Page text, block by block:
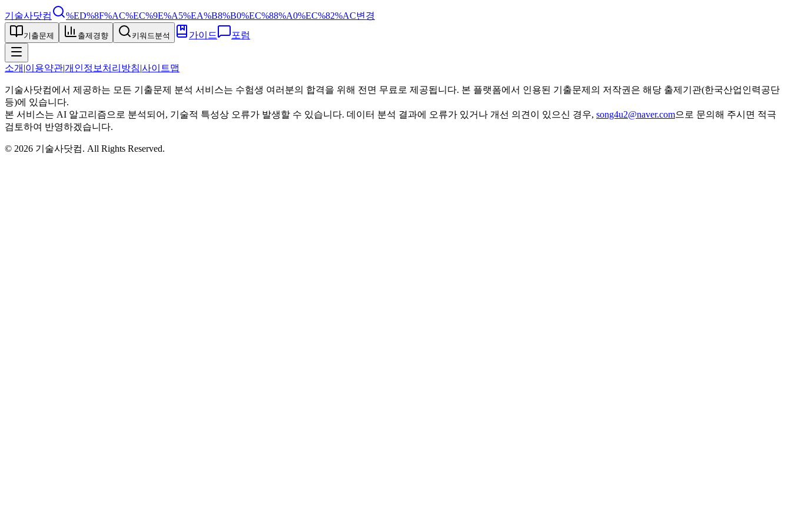
기술사닷컴 %ED%8F%AC%EC%9E%A5%EA%B8%B0%EC%88%A0%EC%82%AC변경
기출문제 출제경향 키워드분석 가이드 포럼
소개 |이용약관|개인정보처리방침|사이트맵
기술사닷컴에서 제공하는 모든 기출문제 분석 서비스는 수험생 여러분의 합격을 위해 전면 무료로 제공됩니다. 본 플랫폼에서 인용된 기출문제의 저작권은 해당 출제기관(한국산업인력공단
등)에 있습니다.
본 서비스는 AI 알고리즘으로 분석되어, 기술적 특성상 오류가 발생할 수 있습니다. 데이터 분석 결과에 오류가 있거나 개선 의견이 있으신 경우, song4u2@naver.com으로 문의해 주시면 적극
검토하여 반영하겠습니다.
© 2026 기술사닷컴. All Rights Reserved.